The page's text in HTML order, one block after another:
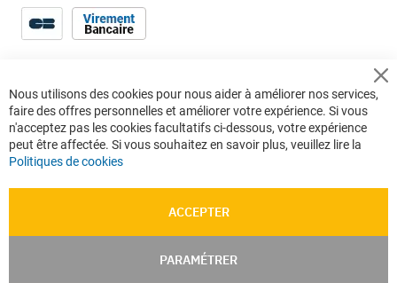
Nous utilisons des cookies pour nous aider à améliorer nos services,
faire des offres personnelles et améliorer votre expérience. Si vous
n'acceptez pas les cookies facultatifs ci-dessous, votre expérience
peut être affectée. Si vous souhaitez en savoir plus, veuillez lire la
Politiques de cookies
ACCEPTER
PARAMÉTRER